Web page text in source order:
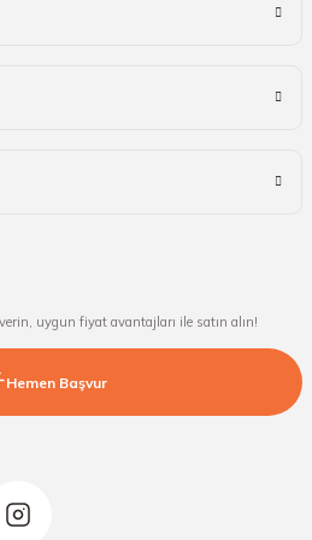
uygun fiyat avantajları ile satın alın!
Hemen Başvur